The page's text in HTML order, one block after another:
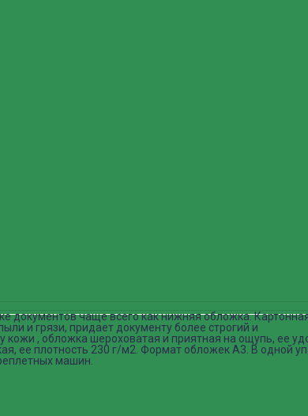
документов чаще всего как нижняя обложка.
и грязи, придает документу более строгий и
кожи , обложка шероховатая и приятная на ощупь, ее
ее плотность 230 г/м2. Формат обложек А3. В одной
машин.